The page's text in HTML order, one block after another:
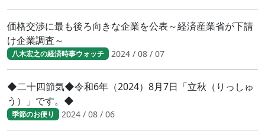
価格交渉に最も後ろ向きな企業を公表～経済産業省が下請
け企業調査～
八木宏之の経済時事ウォッチ 2024 / 08 / 07
◆二十四節気◆令和6年（2024）8月7日「立秋（りっしゅ
う）」です。◆
季節のお便り 2024 / 08 / 06